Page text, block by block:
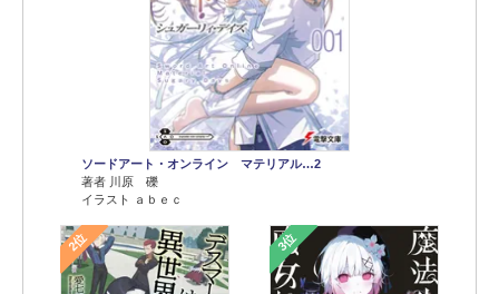
ソードアート・オンライン マテリアル…2
著者 川原 礫
イラスト ａｂｅｃ
2位 3位